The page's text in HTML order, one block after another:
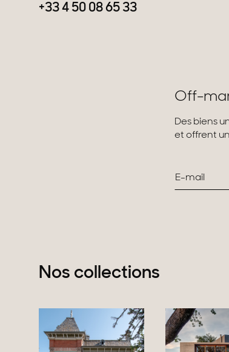
+33 4 50 08 65 33
Off-
Des biens
et offrent
Nos collections